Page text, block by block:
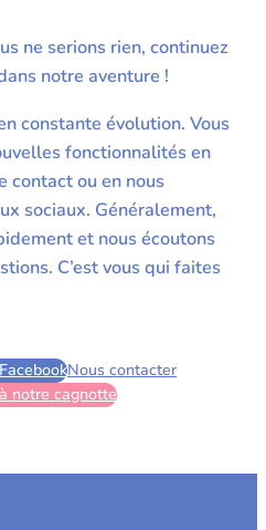
ne serions rien, continuez
notre aventure !
constante évolution. Vous
fonctionnalités en
contact ou en nous
sociaux. Généralement,
et nous écoutons
C’est vous qui faites
Nous contacter
notre cagnotte